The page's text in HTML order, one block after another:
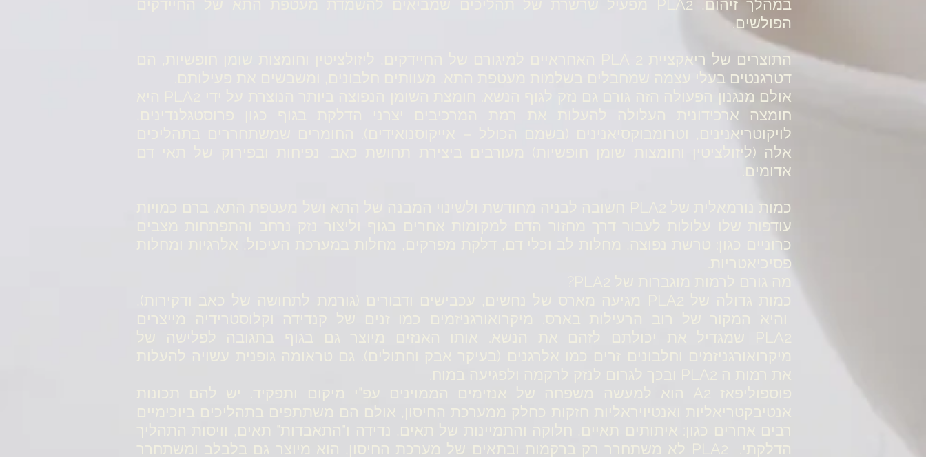
הפולשים.
דטרגנטים בעלי עצמה שמחבלים בשלמות מעטפת התא, מעוותים חלבונים, ומשבשים את פעילותם.
חומצה ארכידונית העלולה להעלות את רמת המרכיבים יצרני הדלקת בגוף כגון פרוסטגלנדינים,
לויקוטריאנינים, וטרומבוקסיאנינים (בשמם הכולל – אייקוסנואידים). החומרים שמשתחררים בתהליכים
אלה (ליזולציטין וחומצות שומן חופשיות) מעורבים ביצירת תחושת כאב, נפיחות ובפירוק של תאי דם
אדומים.
עודפות שלו עלולות לעבור דרך מחזור הדם למקומות אחרים בגוף וליצור נזק נרחב והתפתחות מצבים
כרוניים כגון: טרשת נפוצה, מחלות לב וכלי דם, דלקת מפרקים, מחלות במערכת העיכול, אלרגיות ומחלות
פסיכיאטריות.